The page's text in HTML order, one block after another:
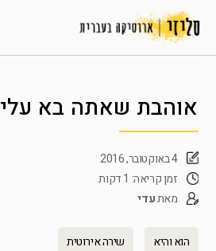
אוהבת שאתה בא עלי
4 באוקטובר, 2016
זמן קריאה: 1 דקות
מאתעדי
הוא והיא שירה אירוטית